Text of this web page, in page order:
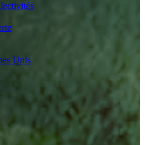
Unis